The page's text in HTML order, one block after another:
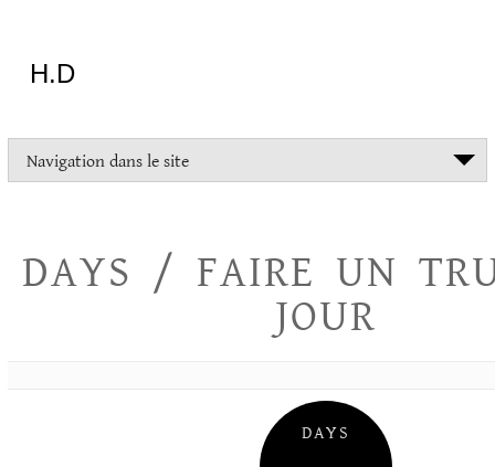
H.D
tout
essayer
Navigation dans le site
DAYS / FAIRE UN
JOUR
DAYS